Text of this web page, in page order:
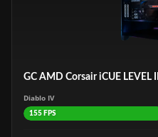
GC AMD Corsair iCUE LEVEL III
Diablo IV
155 FPS